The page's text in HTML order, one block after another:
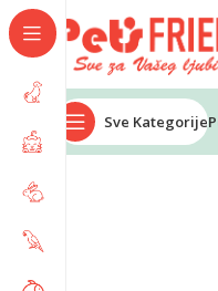
Sve Kategorije
Home Psi